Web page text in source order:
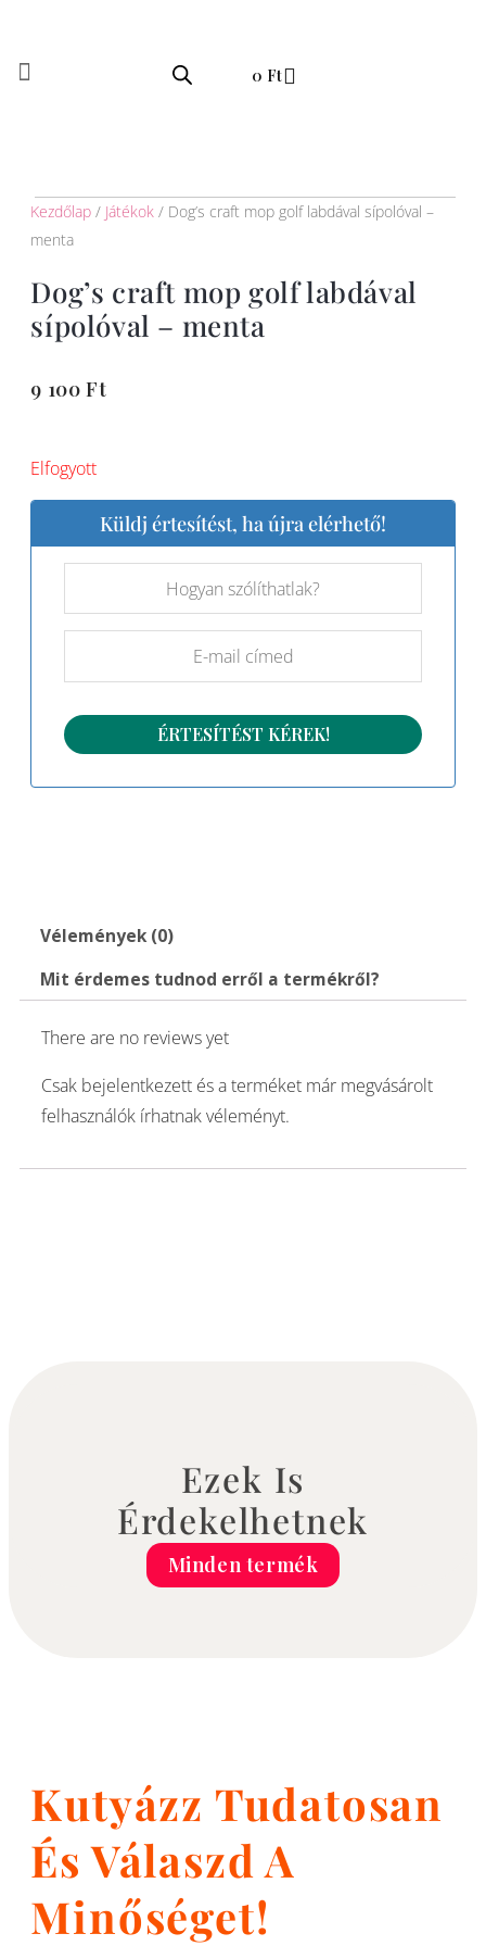
content
0 FtKosár
Kezdőlap / Játékok / Dog’s craft mop golf labdával sípolóval –
menta
Dog’s craft mop golf labdával
sípolóval – menta
9 100 Ft
Elfogyott
Küldj értesítést, ha újra elérhető!
Vélemények (0)
Mit érdemes tudnod erről a termékről?
There are no reviews yet
Csak bejelentkezett és a terméket már megvásárolt
felhasználók írhatnak véleményt.
Ezek Is
Érdekelhetnek
Minden termék
Kutyázz Tudatosan
És Válaszd A
Minőséget!